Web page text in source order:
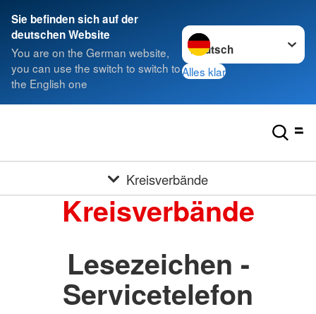
Sie befinden sich auf der
deutschen Website
You are on the German website,
you can use the switch to switch to
the English one
Sprache wechseln zu
Alles klar
Kreisverbände
Kreisverbände
Lesezeichen -
Servicetelefon